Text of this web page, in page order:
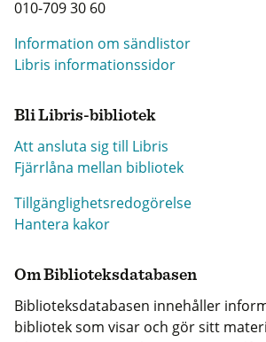
010-709 30 60
Information om sändlistor
Libris informationssidor
Bli Libris-bibliotek
Att ansluta sig till Libris
Fjärrlåna mellan bibliotek
Tillgänglighetsredogörelse
Hantera kakor
Om Biblioteksdatabasen
Biblioteksdatabasen innehåller
bibliotek som visar och gör sitt